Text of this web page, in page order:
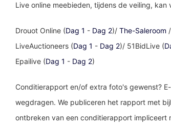
Live online meebieden, tijdens de veiling,
Drouot Online (Dag 1 - Dag 2)/ The-Saleroom
LiveAuctioneers (Dag 1 - Dag 2)/ 51BidLive (
Epailive (Dag 1 - Dag 2)
Conditierapport en/of extra foto's gewenst?
wegdragen. We publiceren het rapport met
ontbreken van een conditierapport impliceert